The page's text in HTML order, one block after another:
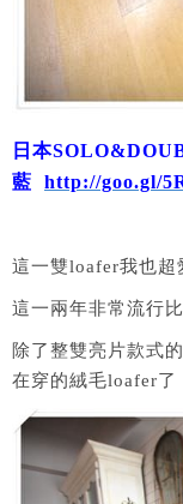
日本
藍 http://goo.gl/
這一雙loafer我也超
這一兩年非常流行
除了整雙亮片款式
在穿的絨毛loafer了